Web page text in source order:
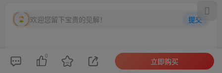
欢迎您留下宝贵的见解！ 提交
0
立即购买